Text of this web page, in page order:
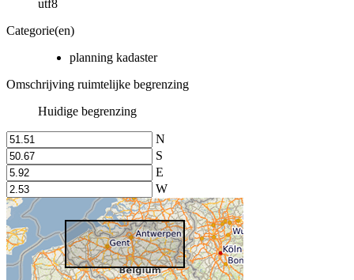
utf8
Categorie(en)
planning kadaster
Omschrijving ruimtelijke begrenzing
Huidige begrenzing
N
S
E
W